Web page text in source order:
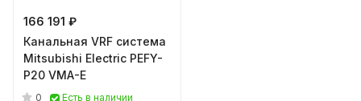
166 191 ₽
Канальная VRF система
Mitsubishi Electric PEFY-
P20 VMA-E
0
Есть в наличии